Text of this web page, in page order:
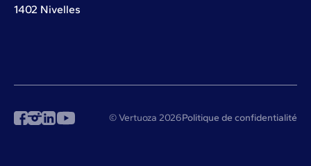
1402 Nivelles
© Vertuoza 2026Politique de confidentialité